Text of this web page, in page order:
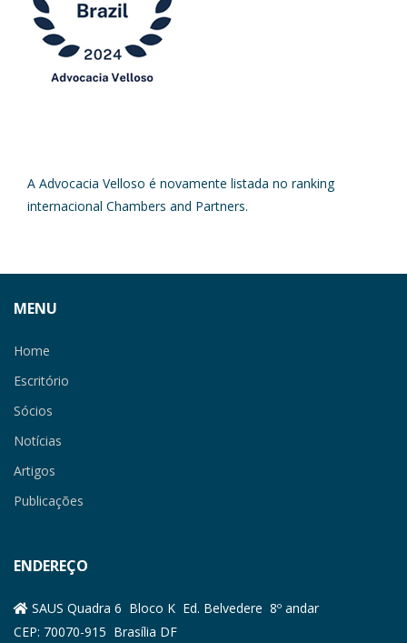
A Advocacia Velloso é novamente listada no ranking
internacional Chambers and Partners.
MENU
Home
Escritório
Sócios
Notícias
Artigos
Publicações
ENDEREÇO
SAUS Quadra 6 Bloco K Ed. Belvedere 8º andar
CEP: 70070-915 Brasília DF